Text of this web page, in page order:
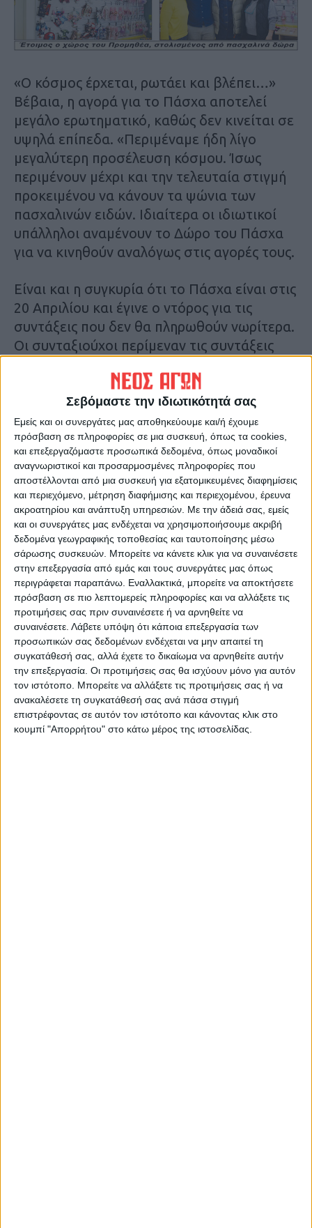
Σεβόμαστε την ιδιωτικότητά σας
Εμείς και οι συνεργάτες μας αποθηκεύουμε και/ή έχουμε
πρόσβαση σε πληροφορίες σε μια συσκευή, όπως τα cookies,
και επεξεργαζόμαστε προσωπικά δεδομένα, όπως μοναδικοί
αναγνωριστικοί και προσαρμοσμένες πληροφορίες που
αποστέλλονται από μια συσκευή για εξατομικευμένες διαφημίσεις
και περιεχόμενο, μέτρηση διαφήμισης και περιεχομένου, έρευνα
ακροατηρίου και ανάπτυξη υπηρεσιών. Με την άδειά σας, εμείς
και οι συνεργάτες μας ενδέχεται να χρησιμοποιήσουμε ακριβή
δεδομένα γεωγραφικής τοποθεσίας και ταυτοποίησης μέσω
σάρωσης συσκευών. Μπορείτε να κάνετε κλικ για να συναινέσετε
στην επεξεργασία από εμάς και τους συνεργάτες μας όπως
περιγράφεται παραπάνω. Εναλλακτικά, μπορείτε να αποκτήσετε
πρόσβαση σε πιο λεπτομερείς πληροφορίες και να αλλάξετε τις
προτιμήσεις σας πριν συναινέσετε ή να αρνηθείτε να
συναινέσετε. Λάβετε υπόψη ότι κάποια επεξεργασία των
προσωπικών σας δεδομένων ενδέχεται να μην απαιτεί τη
συγκατάθεσή σας, αλλά έχετε το δικαίωμα να αρνηθείτε αυτήν
την επεξεργασία. Οι προτιμήσεις σας θα ισχύουν μόνο για αυτόν
τον ιστότοπο. Μπορείτε να αλλάξετε τις προτιμήσεις σας ή να
ανακαλέσετε τη συγκατάθεσή σας ανά πάσα στιγμή
επιστρέφοντας σε αυτόν τον ιστότοπο και κάνοντας κλικ στο
κουμπί "Απορρήτου" στο κάτω μέρος της ιστοσελίδας.
«Ο κόσμος έρχεται, ρωτάει και βλέπει…»
Βέβαια, η αγορά για το Πάσχα αποτελεί
μεγάλο ερωτηματικό, καθώς δεν κινείται σε
υψηλά επίπεδα. «Περιμέναμε ήδη λίγο
μεγαλύτερη προσέλευση κόσμου. Ίσως
περιμένουν μέχρι και την τελευταία στιγμή
προκειμένου να κάνουν τα ψώνια των
πασχαλινών ειδών. Ιδιαίτερα οι ιδιωτικοί
υπάλληλοι αναμένουν το Δώρο του Πάσχα
για να κινηθούν αναλόγως στις αγορές τους.
Είναι και η συγκυρία ότι το Πάσχα είναι στις
20 Απριλίου και έγινε ο ντόρος για τις
συντάξεις που δεν θα πληρωθούν νωρίτερα.
Οι συνταξιούχοι περίμεναν τις συντάξεις
τους, τη λαμπάδα στο βαφτιστήρι. Όσο
οξύμωρο ακούγεται αυτό, τονώνει την
αγοραστική δύναμη και την αγορά»,
σημείωσαν χαρακτηριστικά οι
επαγγελματίες.
«Εμείς στον κλάδο παρατηρούμε μια στάση
αναμονής, καθώς ο κόσμος έρχεται, βλέπει
και ρωτάει. Κυρίως το πασχαλινό αυγό και
οι λαμπάδες υπάρχουν σχεδόν σε όλα τα
μαγαζιά. Ακόμη και στα μεγάλα μάρκετ,
επομένως υπάρχει ανταγωνισμός»,
πρόσθεσαν. Σε ικανοποιητικά επίπεδα οι